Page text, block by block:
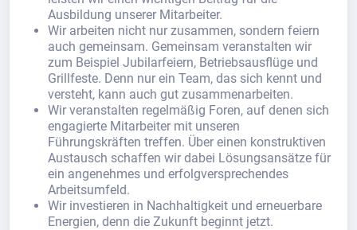
Ausbildung unserer Mitarbeiter.
Wir arbeiten nicht nur zusammen, sondern feiern
auch gemeinsam. Gemeinsam veranstalten wir
zum Beispiel Jubilarfeiern, Betriebsausflüge und
Grillfeste. Denn nur ein Team, das sich kennt und
versteht, kann auch gut zusammenarbeiten.
Wir veranstalten regelmäßig Foren, auf denen sich
engagierte Mitarbeiter mit unseren
Führungskräften treffen. Über einen konstruktiven
Austausch schaffen wir dabei Lösungsansätze für
ein angenehmes und erfolgversprechendes
Arbeitsumfeld.
Wir investieren in Nachhaltigkeit und erneuerbare
Energien, denn die Zukunft beginnt jetzt.